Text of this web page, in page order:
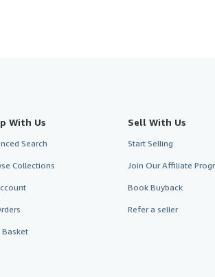
With Us
Search
Collections
Basket
Sell With Us
Start Selling
Join Our Affiliate
Book Buyback
Refer a seller